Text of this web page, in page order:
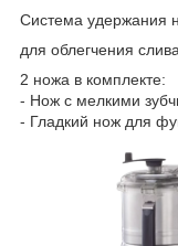
Система удержания
для облегчения
2 ножа в комплекте:
- Нож с мелкими
- Гладкий нож для